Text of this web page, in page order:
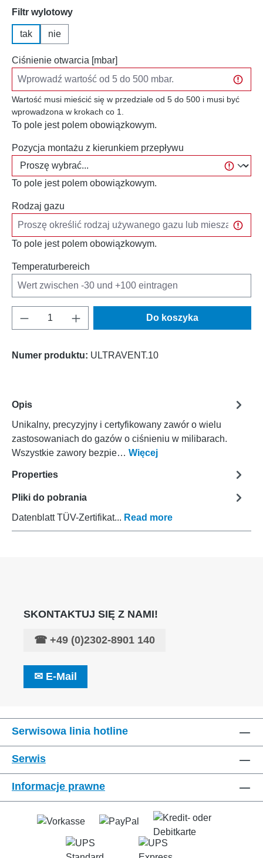
Wybierz
Filtr wylotowy
tak nie
Ciśnienie otwarcia [mbar]
Wartość musi mieścić się w przedziale od 5 do 500 i musi być
wprowadzona w krokach co 1.
To pole jest polem obowiązkowym.
Pozycja montażu z kierunkiem przepływu
To pole jest polem obowiązkowym.
Rodzaj gazu
To pole jest polem obowiązkowym.
Temperaturbereich
Ilość produktu: Wprowadź żądaną ilość
Do koszyka
Numer produktu: ULTRAVENT.10
Opis
Unikalny, precyzyjny i certyfikowany zawór o wielu
zastosowaniach do gazów o ciśnieniu w milibarach.
Wszystkie zawory bezpie… Więcej
Properties
Pliki do pobrania
Datenblatt TÜV-Zertifikat... Read more
SKONTAKTUJ SIĘ Z NAMI!
☎ +49 (0)2302-8901 140
✉ E-Mail
Serwisowa linia hotline
Serwis
Informacje prawne